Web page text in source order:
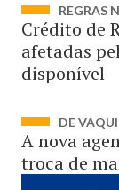
REGRAS
Crédito de
afetadas
disponível
DE
A nova
troca de